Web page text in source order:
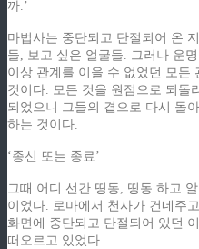
까.’
마법사는 중단되고 단절되어 온
들, 보고 싶은 얼굴들. 그러나 운
이상 관계를 이을 수 없었던 모든
것이다. 모든 것을 원점으로 되돌
되었으니 그들의 곁으로 다시 돌
하는 것이다.
‘종신 또는 종료’
그때 어디 선간 띵동, 띵동 하고
이었다. 로마에서 천사가 건네주
화면에 중단되고 단절되어 있던
떠오르고 있었다.